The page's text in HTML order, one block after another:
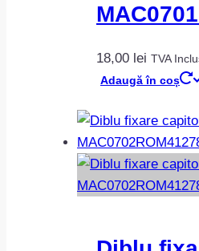
18,00 lei TVA
Adaugă în coș